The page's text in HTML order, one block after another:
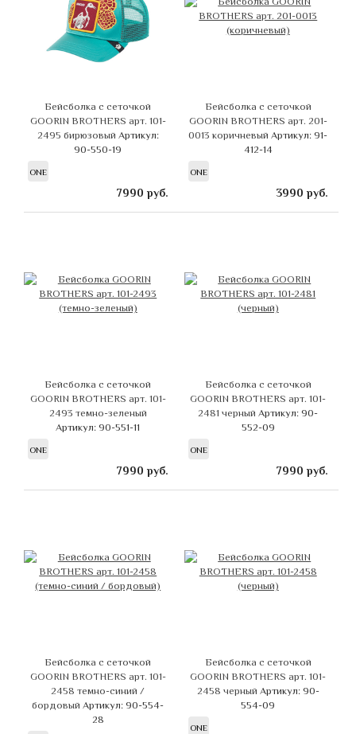
Бейсболка с сеточкой
GOORIN BROTHERS арт. 101-
2495 бирюзовый Артикул:
90-550-19
ONE
7990 руб.
Бейсболка с сеточкой
GOORIN BROTHERS арт. 201-
0013 коричневыйАртикул: 91-
412-14
ONE
3990 руб.
Бейсболка с сеточкой
GOORIN BROTHERS арт. 101-
2493 темно-зеленый
Артикул: 90-551-11
ONE
7990 руб.
Бейсболка с сеточкой
GOORIN BROTHERS арт. 101-
2481 черныйАртикул: 90-
552-09
ONE
7990 руб.
Бейсболка с сеточкой
GOORIN BROTHERS арт. 101-
2458 темно-синий /
бордовыйАртикул: 90-554-
28
Бейсболка с сеточкой
GOORIN BROTHERS арт. 101-
2458 черный Артикул: 90-
554-09
ONE